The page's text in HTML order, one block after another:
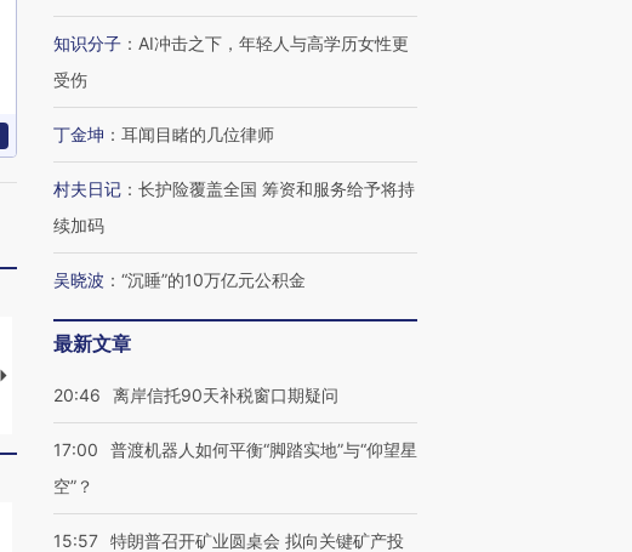
视线｜“入侵”还是“人道危
机”？难民潮撕裂西班牙
飞地休达
128毫米 紧急转移近
4000人
米
知识分子 ： AI冲击之下，年轻人与高学历女性更
受伤
丁金坤 ： 耳闻目睹的几位律师
村夫日记 ： 长护险覆盖全国 筹资和服务给予将持
续加码
吴晓波 ： “沉睡”的10万亿元公积金
最新文章
20:46 离岸信托90天补税窗口期疑问
17:00
普渡机器人如何平衡“脚踏实地”与“仰望星
空”？
15:57 特朗普召开矿业圆桌会 拟向关键矿产投